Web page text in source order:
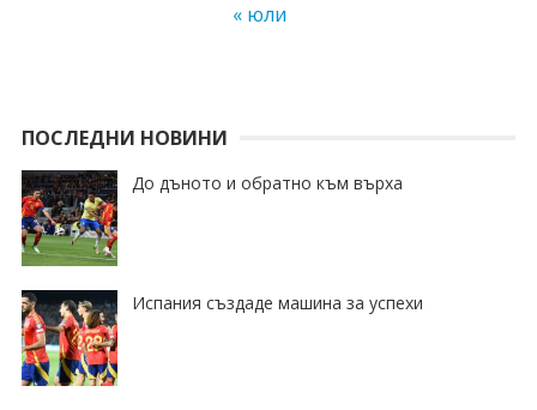
« юли
ПОСЛЕДНИ НОВИНИ
До дъното и обратно към върха
Испания създаде машина за успехи